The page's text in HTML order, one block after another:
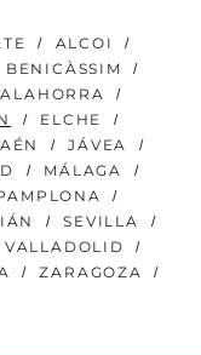
ALCOI
BENICÀSSIM
ELCHE
JÁVEA
MÁLAGA
SEVILLA
VALLADOLID
ZARAGOZA